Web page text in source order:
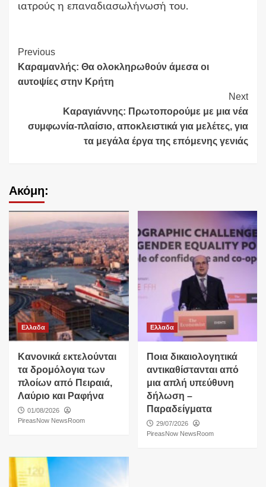
ιατρούς η επαναδιασωλήνωσή του.
Continue
Reading
Previous
Καραμανλής: Θα ολοκληρωθούν άμεσα οι
αυτοψίες στην Κρήτη
Next
Καραγιάννης: Πρωτοπορούμε με μια νέα
συμφωνία-πλαίσιο, αποκλειστικά για μελέτες, για
τα μεγάλα έργα της επόμενης γενιάς
Ακόμη:
Ελλαδα
Κανονικά εκτελούνται
τα δρομόλογια των
πλοίων από Πειραιά,
Λαύριο και Ραφήνα
01/08/2026
PireasNow NewsRoom
Ελλαδα
Ποια δικαιολογητικά
αντικαθίστανται από
μια απλή υπεύθυνη
δήλωση –
Παραδείγματα
29/07/2026
PireasNow NewsRoom